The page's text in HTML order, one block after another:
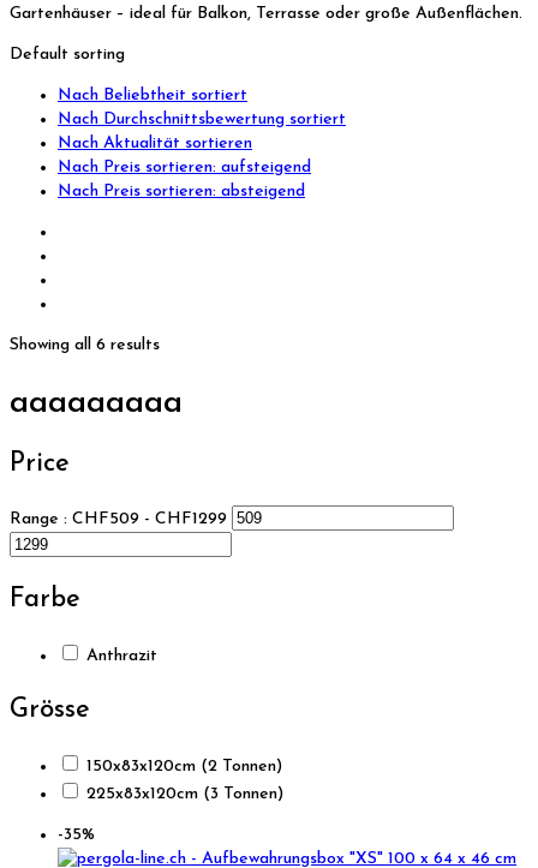
Gartenhäuser – ideal für Balkon, Terrasse oder große Außenflächen.
Default sorting
Nach Beliebtheit sortiert
Nach Durchschnittsbewertung sortiert
Nach Aktualität sortieren
Nach Preis sortieren: aufsteigend
Nach Preis sortieren: absteigend
Showing all 6 results
aaaaaaaaa
Price
Range : CHF509 - CHF1299
Farbe
Anthrazit
Grösse
150x83x120cm (2 Tonnen)
225x83x120cm (3 Tonnen)
-35%